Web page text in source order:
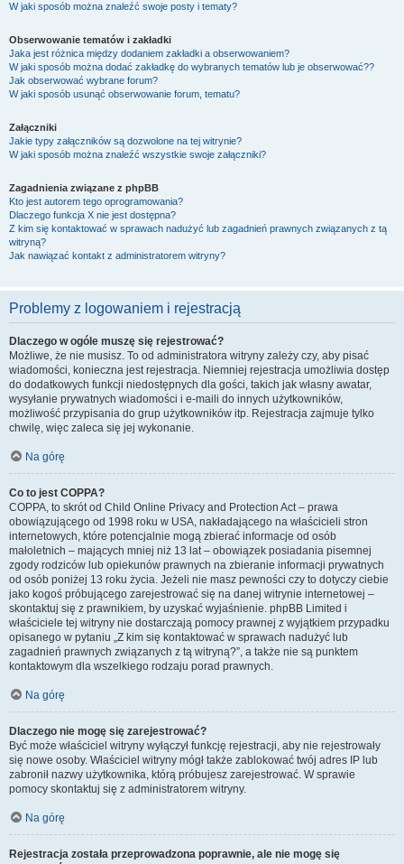
W jaki sposób można znaleźć swoje posty i tematy?
Obserwowanie tematów i zakładki
Jaka jest różnica między dodaniem zakładki a obserwowaniem?
W jaki sposób można dodać zakładkę do wybranych tematów lub je obserwować??
Jak obserwować wybrane forum?
W jaki sposób usunąć obserwowanie forum, tematu?
Załączniki
Jakie typy załączników są dozwolone na tej witrynie?
W jaki sposób można znaleźć wszystkie swoje załączniki?
Zagadnienia związane z phpBB
Kto jest autorem tego oprogramowania?
Dlaczego funkcja X nie jest dostępna?
Z kim się kontaktować w sprawach nadużyć lub zagadnień prawnych związanych z tą
witryną?
Jak nawiązać kontakt z administratorem witryny?
Problemy z logowaniem i rejestracją
Dlaczego w ogóle muszę się rejestrować?
Możliwe, że nie musisz. To od administratora witryny zależy czy, aby pisać
wiadomości, konieczna jest rejestracja. Niemniej rejestracja umożliwia dostęp
do dodatkowych funkcji niedostępnych dla gości, takich jak własny awatar,
wysyłanie prywatnych wiadomości i e-maili do innych użytkowników,
możliwość przypisania do grup użytkowników itp. Rejestracja zajmuje tylko
chwilę, więc zaleca się jej wykonanie.
Na górę
Co to jest COPPA?
COPPA, to skrót od Child Online Privacy and Protection Act – prawa
obowiązującego od 1998 roku w USA, nakładającego na właścicieli stron
internetowych, które potencjalnie mogą zbierać informacje od osób
małoletnich – mających mniej niż 13 lat – obowiązek posiadania pisemnej
zgody rodziców lub opiekunów prawnych na zbieranie informacji prywatnych
od osób poniżej 13 roku życia. Jeżeli nie masz pewności czy to dotyczy ciebie
jako kogoś próbującego zarejestrować się na danej witrynie internetowej –
skontaktuj się z prawnikiem, by uzyskać wyjaśnienie. phpBB Limited i
właściciele tej witryny nie dostarczają pomocy prawnej z wyjątkiem przypadku
opisanego w pytaniu „Z kim się kontaktować w sprawach nadużyć lub
zagadnień prawnych związanych z tą witryną?”, a także nie są punktem
kontaktowym dla wszelkiego rodzaju porad prawnych.
Na górę
Dlaczego nie mogę się zarejestrować?
Być może właściciel witryny wyłączył funkcję rejestracji, aby nie rejestrowały
się nowe osoby. Właściciel witryny mógł także zablokować twój adres IP lub
zabronił nazwy użytkownika, którą próbujesz zarejestrować. W sprawie
pomocy skontaktuj się z administratorem witryny.
Na górę
Rejestracja została przeprowadzona poprawnie, ale nie mogę się